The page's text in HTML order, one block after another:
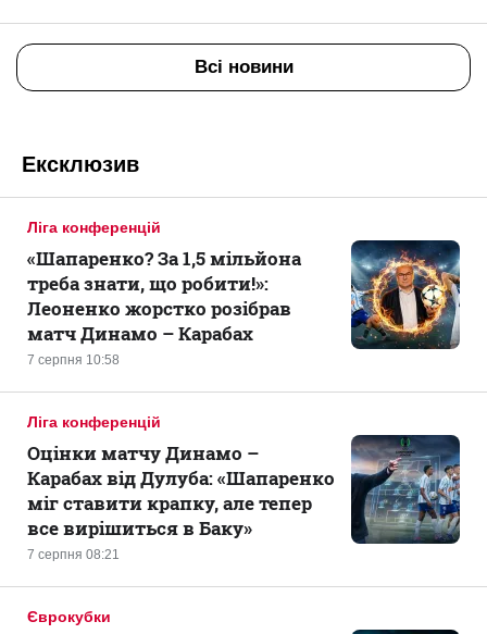
Всі новини
Ексклюзив
Ліга конференцій
7 серпня 10:58
«Шапаренко? За 1,5 мільйона
треба знати, що робити!»:
Леоненко жорстко розібрав
матч Динамо – Карабах
Ліга конференцій
7 серпня 08:21
Оцінки матчу Динамо –
Карабах від Дулуба: «Шапаренко
міг ставити крапку, але тепер
все вирішиться в Баку»
Єврокубки